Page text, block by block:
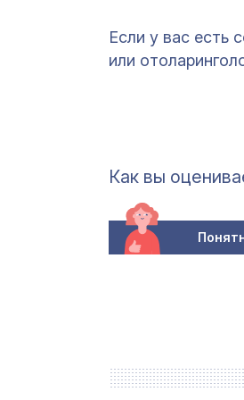
Если у вас есть
или
Как вы